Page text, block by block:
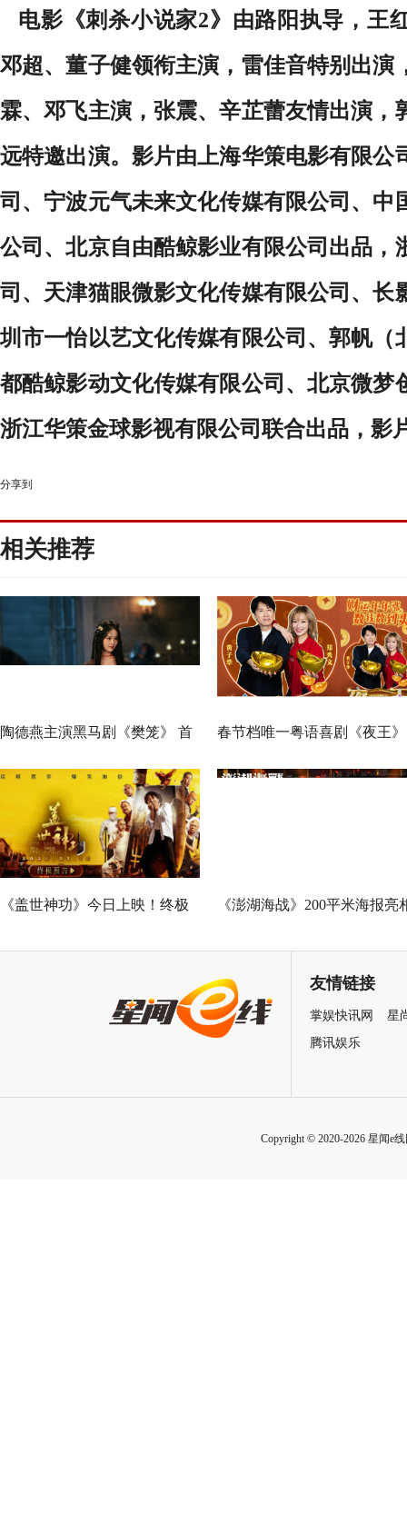
电影《刺杀小说家2》由路阳执导，王
邓超、董子健领衔主演，雷佳音特别出演
霖、邓飞主演，张震、辛芷蕾友情出演，
远特邀出演。影片由上海华策电影有限公
司、宁波元气未来文化传媒有限公司、中
公司、北京自由酷鲸影业有限公司出品，
司、天津猫眼微影文化传媒有限公司、长
圳市一怡以艺文化传媒有限公司、郭帆（
都酷鲸影动文化传媒有限公司、北京微梦
浙江华策金球影视有限公司联合出品，影
分享到
相关推荐
陶德燕主演黑马剧《樊笼》 首
演蛇蝎美人扮相惊艳
春节档唯一粤语喜剧《夜王》
广州路演 黄子华粤语“造梗
《盖世神功》今日上映！终极 《澎湖海战》200平米海报亮
友情链接
掌娱快讯网
星
腾讯娱乐
Copyright © 2020-2026 星闻e